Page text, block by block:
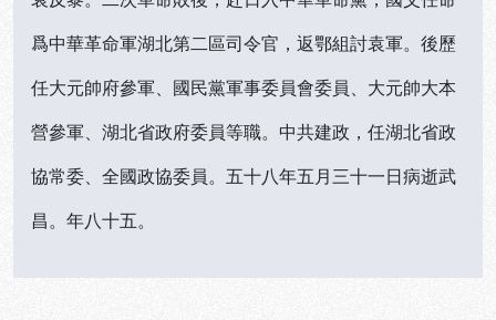
爲中華革命軍湖北第二區司令官，返鄂組討袁軍。後歷
任大元帥府參軍、國民黨軍事委員會委員、大元帥大本
營參軍、湖北省政府委員等職。中共建政，任湖北省政
協常委、全國政協委員。五十八年五月三十一日病逝武
昌。年八十五。